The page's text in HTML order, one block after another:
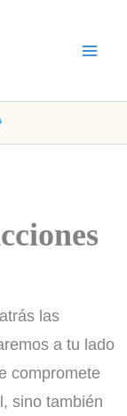
las
a tu lado
compromete
sino también